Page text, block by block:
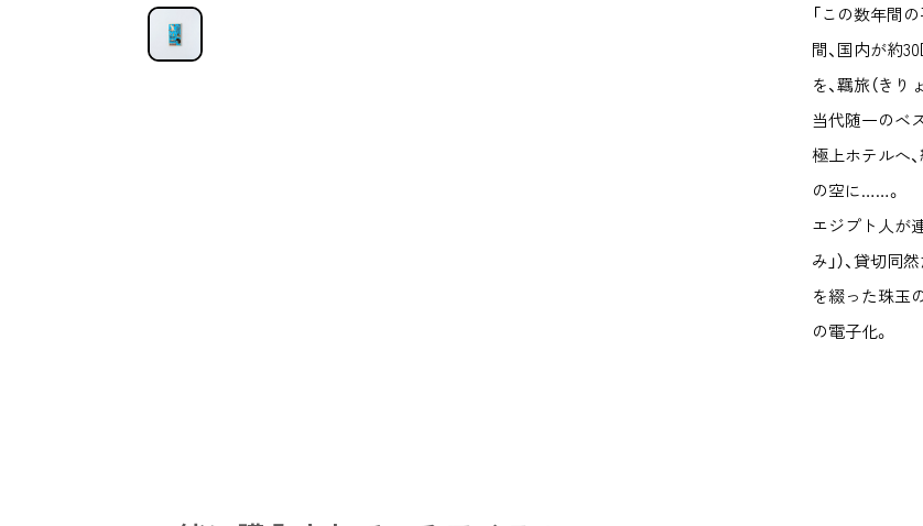
「この数年間
間、国内が約
を、羈旅（き
当代随一のベ
極上ホテルへ
の空に……。
エジプト人が
み」）、貸切同
を綴った珠玉
の電子化。